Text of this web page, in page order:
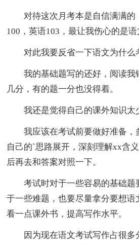
对待这次月考本是自信满满的
100，英语103，最让我伤心的是语
对此我要反省一下语文为什么
我的基础题写的还好，阅读我
几分，有的题一分也没得着。
我还是觉得自己的课外知识太
我应该在考试前要做好准备，
自己的`思路展开，深刻理解xx含
后再去和答案对照一下。
考试时对于一些容易的基础题
于一些难题，也要尽量拿分要想语
看一点课外书，提高写作水平。
因为现在语文考试写作占很多